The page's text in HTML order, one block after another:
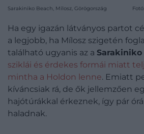
Sarakiniko Beach, Mílosz, Görögország Fotó:
Ha egy igazán látványos partot
a legjobb, ha Mílosz szigetén
található ugyanis az a Sarakiniko
sziklái és érdekes formái miatt
mintha a Holdon lenne. Emiatt
kíváncsiak rá, de ők jellemzően
hajótúrákkal érkeznek, így pár
haladnak.